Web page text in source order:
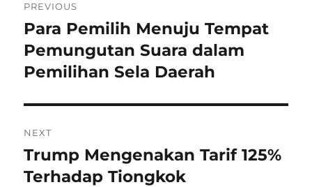
pos
PREVIOUS
Previous
post:
Para Pemilih Menuju Tempat
Pemungutan Suara dalam
Pemilihan Sela Daerah
NEXT
Next
post:
Trump Mengenakan Tarif 125%
Terhadap Tiongkok